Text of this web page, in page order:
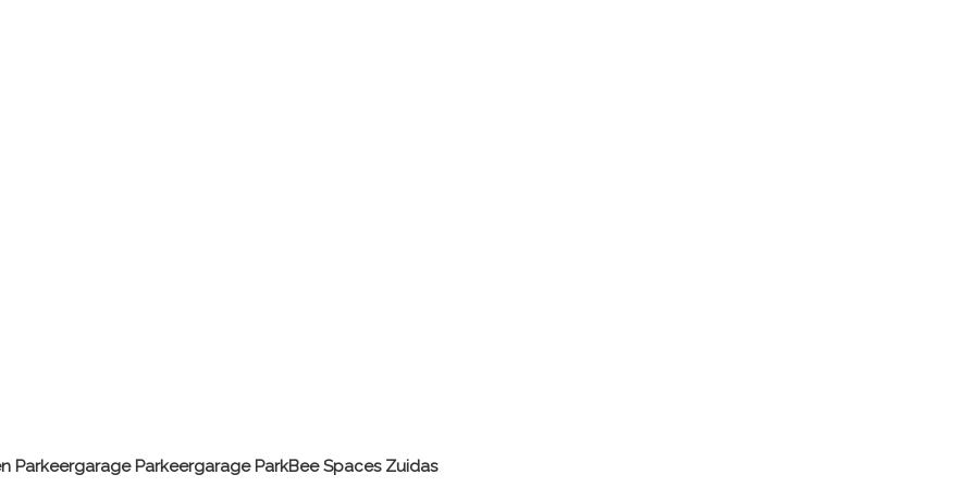
Parkeergarage Parkeergarage ParkBee Spaces Zuidas